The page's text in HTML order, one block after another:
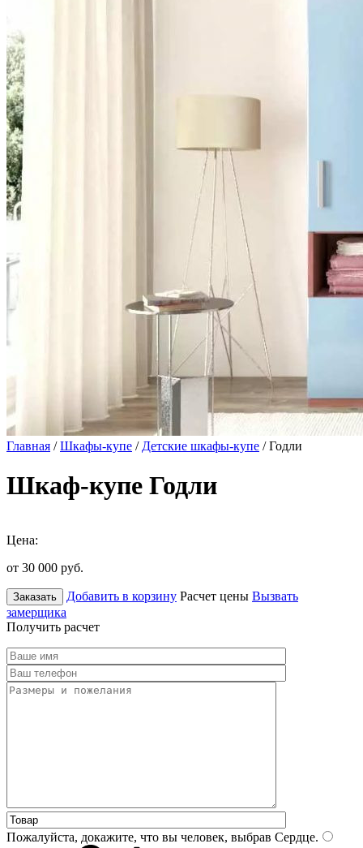
Главная /Шкафы-купе / Детские шкафы-купе / Годли
Шкаф-купе Годли
Цена:
от 30 000 руб.
Заказать Добавить в корзину Расчет цены Вызвать
замерщика
Получить расчет
Пожалуйста, докажите, что вы человек, выбрав Сердце.